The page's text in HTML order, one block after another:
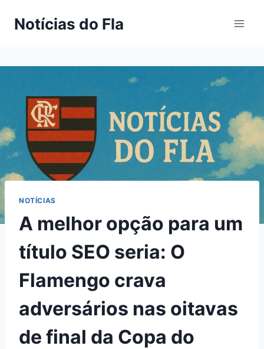
paraNotícias do Fla
NOTÍCIAS
A melhor opção para um
título SEO seria: O
Flamengo crava
adversários nas oitavas
de final da Copa do